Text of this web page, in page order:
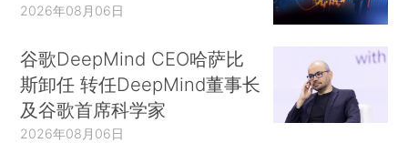
2026年08月06日
谷歌DeepMind CEO哈萨比
斯卸任 转任DeepMind董事长
及谷歌首席科学家
2026年08月06日